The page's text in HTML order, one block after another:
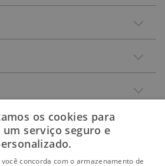
os cookies para
serviço seguro e
concorda com o armazenamento de